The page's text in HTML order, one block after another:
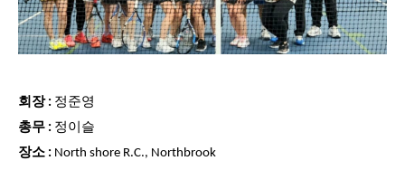
회장 : 정준영
총무 : 정이슬
장소 : North shore R.C., Northbrook